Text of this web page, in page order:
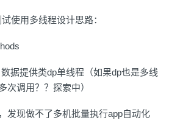
使用多线程设计思路：
据提供类dp单线程（如果dp也是多线
次调用？？探索中）
发现做不了多机批量执行app自动化